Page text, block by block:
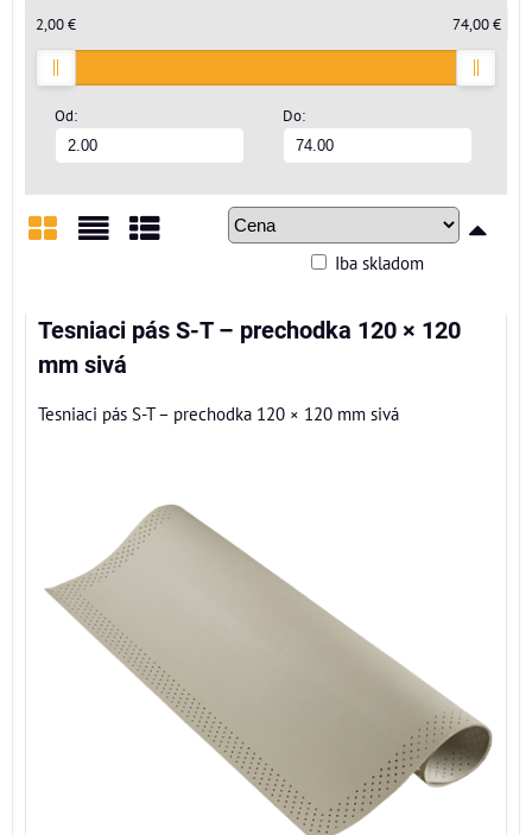
Od: Do:
2,00 € 74,00 €
Iba skladom
Tesniaci pás S-T – prechodka 120 × 120
mm sivá
Tesniaci pás S-T – prechodka 120 × 120 mm sivá